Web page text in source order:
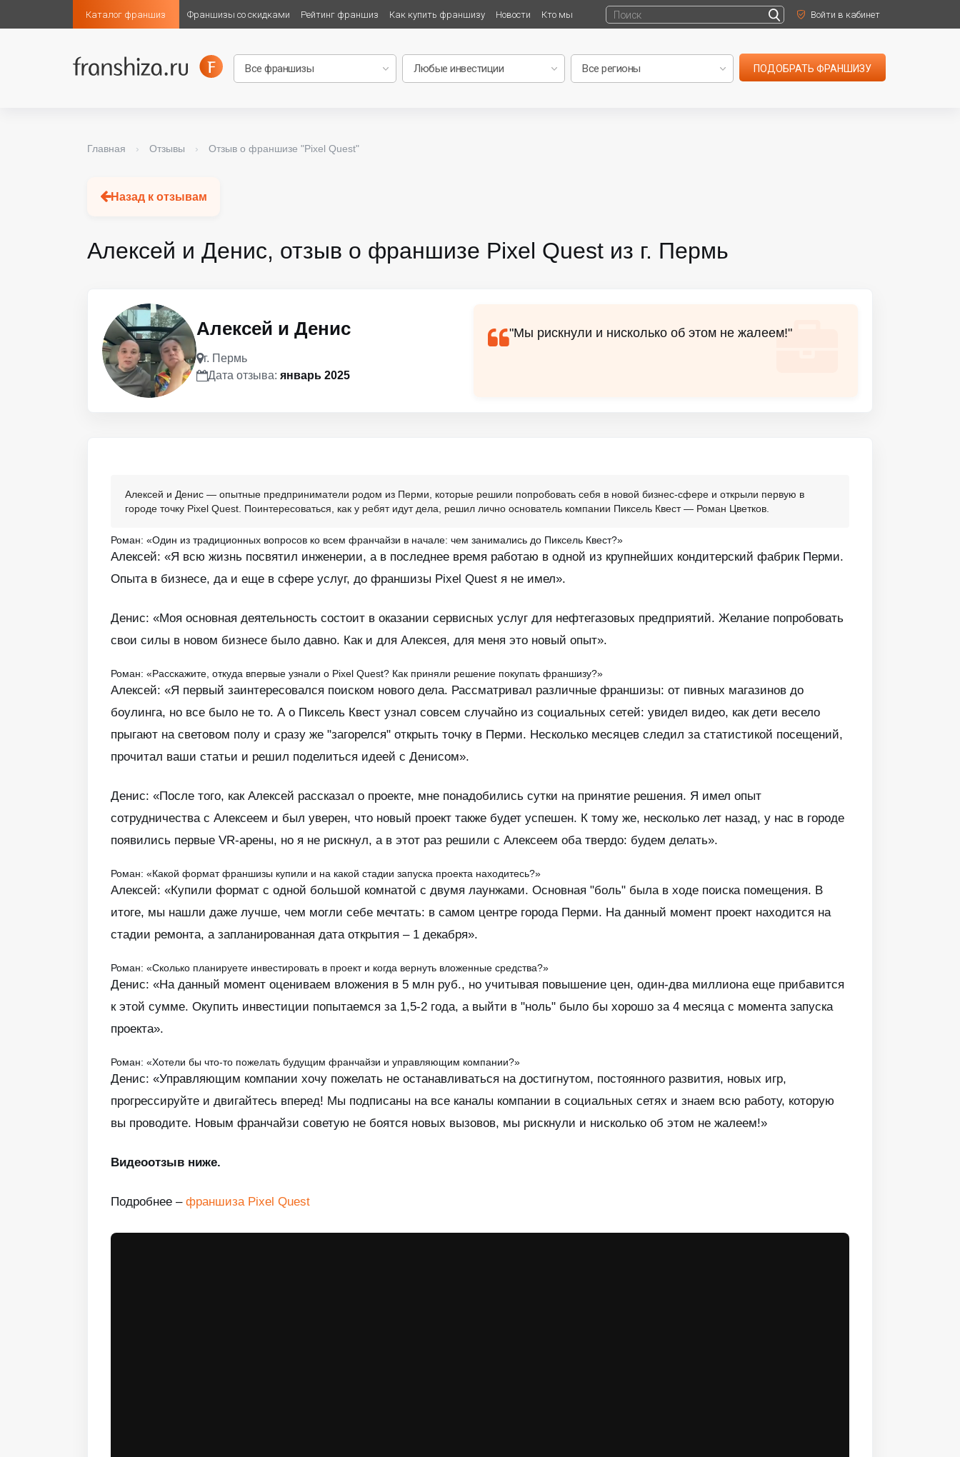
Каталог франшиз Франшизы со скидками Рейтинг франшиз Как купить франшизу Новости Кто мы Войти в кабинет
ПОДОБРАТЬ ФРАНШИЗУ
Главная › Отзывы › Отзыв о франшизе "Pixel Quest"
Назад к отзывам
Алексей и Денис, отзыв о франшизе Pixel Quest из г. Пермь
Алексей и Денис
г. Пермь
Дата отзыва: январь 2025
"Мы рискнули и нисколько об этом не жалеем!"
Алексей и Денис — опытные предприниматели родом из Перми, которые решили попробовать себя в новой бизнес-сфере и открыли первую в
городе точку Pixel Quest. Поинтересоваться, как у ребят идут дела, решил лично основатель компании Пиксель Квест — Роман Цветков.
Роман: «Один из традиционных вопросов ко всем франчайзи в начале: чем занимались до Пиксель Квест?»
Алексей: «Я всю жизнь посвятил инженерии, а в последнее время работаю в одной из крупнейших кондитерский фабрик Перми.
Опыта в бизнесе, да и еще в сфере услуг, до франшизы Pixel Quest я не имел».
Денис: «Моя основная деятельность состоит в оказании сервисных услуг для нефтегазовых предприятий. Желание попробовать
свои силы в новом бизнесе было давно. Как и для Алексея, для меня это новый опыт».
Роман: «Расскажите, откуда впервые узнали о Pixel Quest? Как приняли решение покупать франшизу?»
Алексей: «Я первый заинтересовался поиском нового дела. Рассматривал различные франшизы: от пивных магазинов до
боулинга, но все было не то. А о Пиксель Квест узнал совсем случайно из социальных сетей: увидел видео, как дети весело
прыгают на световом полу и сразу же "загорелся" открыть точку в Перми. Несколько месяцев следил за статистикой посещений,
прочитал ваши статьи и решил поделиться идеей с Денисом».
Денис: «После того, как Алексей рассказал о проекте, мне понадобились сутки на принятие решения. Я имел опыт
сотрудничества с Алексеем и был уверен, что новый проект также будет успешен. К тому же, несколько лет назад, у нас в городе
появились первые VR-арены, но я не рискнул, а в этот раз решили с Алексеем оба твердо: будем делать».
Роман: «Какой формат франшизы купили и на какой стадии запуска проекта находитесь?»
Алексей: «Купили формат с одной большой комнатой с двумя лаунжами. Основная "боль" была в ходе поиска помещения. В
итоге, мы нашли даже лучше, чем могли себе мечтать: в самом центре города Перми. На данный момент проект находится на
стадии ремонта, а запланированная дата открытия – 1 декабря».
Роман: «Сколько планируете инвестировать в проект и когда вернуть вложенные средства?»
Денис: «На данный момент оцениваем вложения в 5 млн руб., но учитывая повышение цен, один-два миллиона еще прибавится
к этой сумме. Окупить инвестиции попытаемся за 1,5-2 года, а выйти в "ноль" было бы хорошо за 4 месяца с момента запуска
проекта».
Роман: «Хотели бы что-то пожелать будущим франчайзи и управляющим компании?»
Денис: «Управляющим компании хочу пожелать не останавливаться на достигнутом, постоянного развития, новых игр,
прогрессируйте и двигайтесь вперед! Мы подписаны на все каналы компании в социальных сетях и знаем всю работу, которую
вы проводите. Новым франчайзи советую не боятся новых вызовов, мы рискнули и нисколько об этом не жалеем!»
Видеоотзыв ниже.
Подробнее – франшиза Pixel Quest